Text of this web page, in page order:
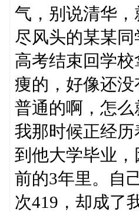
气，别说清华
尽风头的某某
高考结束回学
痩的，好像还
普通的啊，怎
我那时候正经
到他大学毕业
前的3年里。自
次419，却成了